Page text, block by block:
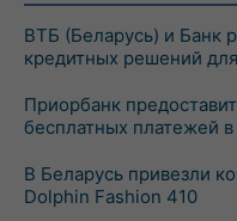
ВТБ (Беларусь) и Банк
кредитных решений
Приорбанк
бесплатных платежей
В Беларусь привезли
Dolphin Fashion 410